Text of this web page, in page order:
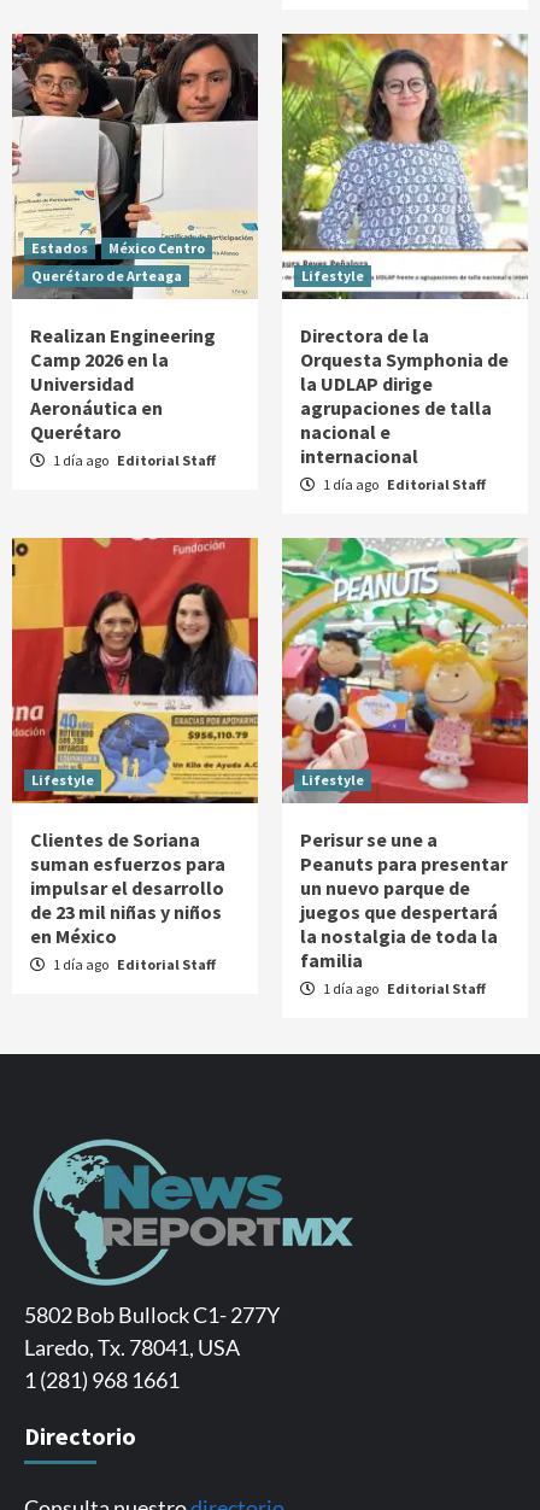
Estados
México Centro
Querétaro de Arteaga
Realizan Engineering
Camp 2026 en la
Universidad
Aeronáutica en
Querétaro
1 día ago Editorial Staff
Lifestyle
Directora de la
Orquesta Symphonia de
la UDLAP dirige
agrupaciones de talla
nacional e
internacional
1 día ago Editorial Staff
Lifestyle
Clientes de Soriana
suman esfuerzos para
impulsar el desarrollo
de 23 mil niñas y niños
en México
1 día ago Editorial Staff
Lifestyle
Perisur se une a
Peanuts para presentar
un nuevo parque de
juegos que despertará
la nostalgia de toda la
familia
1 día ago Editorial Staff
5802 Bob Bullock C1- 277Y
Laredo, Tx. 78041, USA
1 (281) 968 1661
Directorio